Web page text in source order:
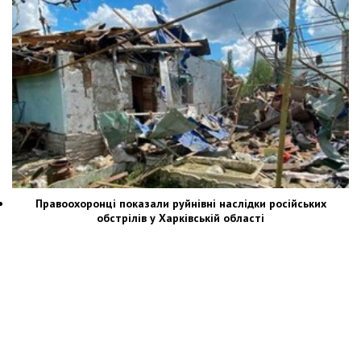
Правоохоронці показали руйнівні наслідки російських
обстрілів у Харківській області